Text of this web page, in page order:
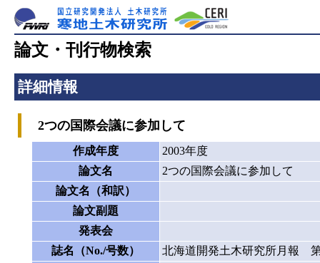
論文・刊行物検索
詳細情報
2つの国際会議に参加して
作成年度
2003年度
論文名
2つの国際会議に参加して
論文名（和訳）
論文副題
発表会
誌名（No./号数）
北海道開発土木研究所月報